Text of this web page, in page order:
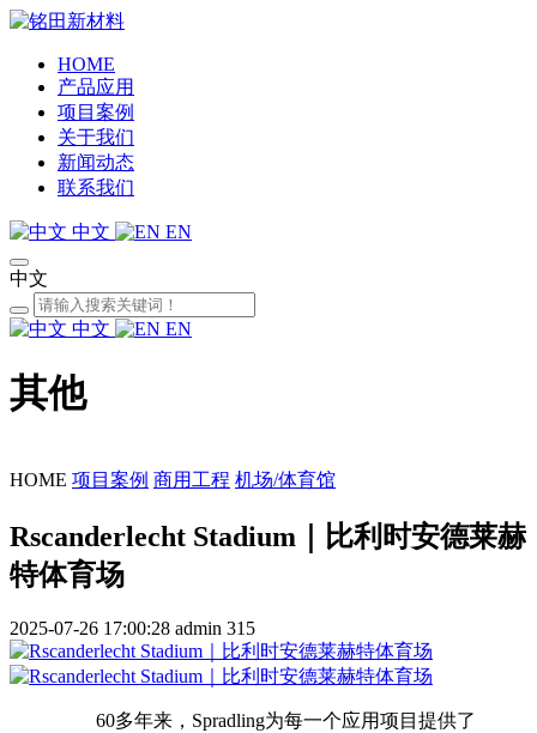
HOME
产品应用
项目案例
关于我们
新闻动态
联系我们
中文 EN
中文
中文 EN
其他
HOME 项目案例 商用工程 机场/体育馆
Rscanderlecht Stadium｜比利时安德莱赫
特体育场
2025-07-26 17:00:28 admin 315
60多年来，Spradling为每一个应用项目提供了